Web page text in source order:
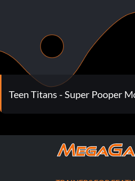
Teen Titans - Super Pooper